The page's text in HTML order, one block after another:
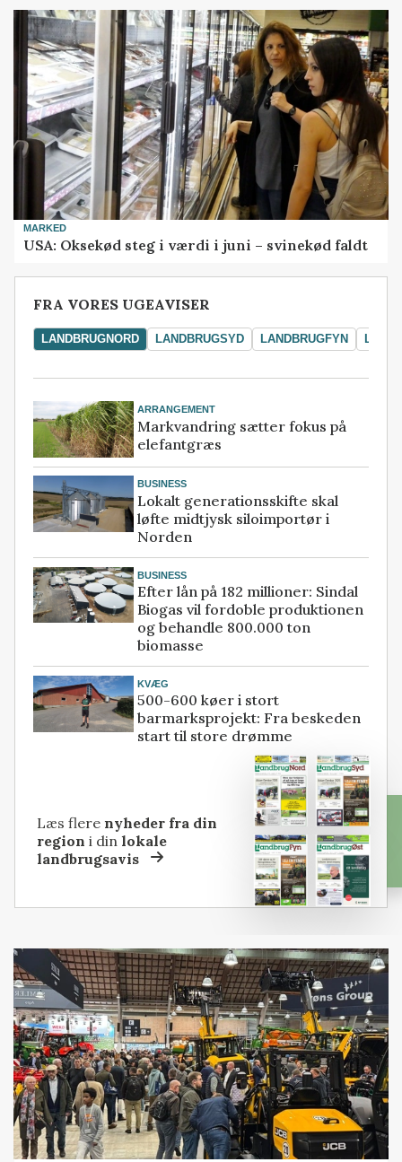
MARKED
USA: Oksekød steg i værdi i juni – svinekød faldt
FRA VORES UGEAVISER
LANDBRUGNORD LANDBRUGSYD LANDBRUGFYN
ARRANGEMENT
Markvandring sætter fokus på
elefantgræs
BUSINESS
Lokalt generationsskifte skal
løfte midtjysk siloimportør i
Norden
BUSINESS
Efter lån på 182 millioner: Sindal
Biogas vil fordoble produktionen
og behandle 800.000 ton
biomasse
KVÆG
500-600 køer i stort
barmarksprojekt: Fra beskeden
start til store drømme
Læs flere nyheder fra din
region i dinlokale
landbrugsavis